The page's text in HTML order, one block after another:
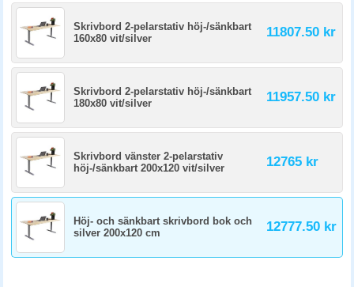
Skrivbord 2-pelarstativ höj-/sänkbart
160x80 vit/silver
11807.50 kr
Skrivbord 2-pelarstativ höj-/sänkbart
180x80 vit/silver
11957.50 kr
Skrivbord vänster 2-pelarstativ
höj-/sänkbart 200x120 vit/silver
12765 kr
Höj- och sänkbart skrivbord bok och
silver 200x120 cm
12777.50 kr